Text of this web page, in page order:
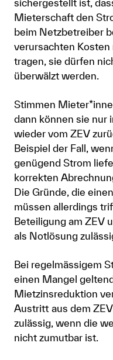
sichergestellt ist,
Mieterschaft den
beim Netzbetreiber
verursachten
tragen, sie dürfen
überwälzt werden.
Stimmen
dann können sie nur
wieder vom ZEV
Beispiel der Fall,
genügend Strom
korrekten
Die Gründe, die
müssen allerdings
Beteiligung am ZEV
als Notlösung
Bei regelmässigem
einen Mangel
Mietzinsreduktion
Austritt aus dem
zulässig, wenn die
nicht zumutbar ist.